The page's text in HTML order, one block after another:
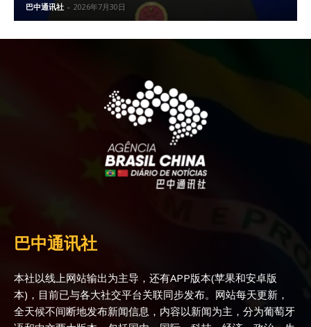
巴中通讯社 - 2026年7月30日
巴中通讯社
本社以线上网站输出为主导，还有APP版本(苹果和安卓版
本)，目前已与各大社交平台关联同步发布。网站每天更新，
全天候不间断地发布新闻信息，内容以新闻为主，分为葡萄牙